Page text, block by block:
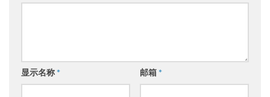
显示名称* 邮箱*